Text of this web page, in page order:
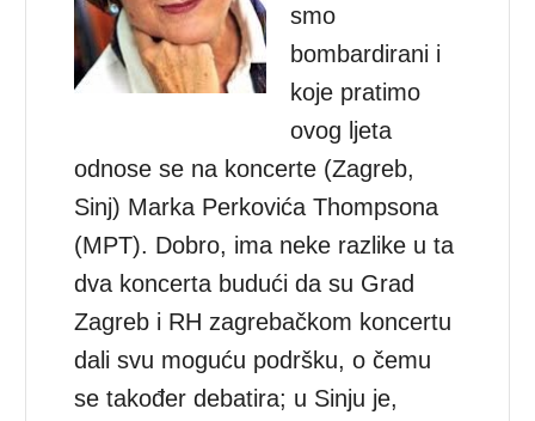
smo
bombardirani i
koje pratimo
ovog ljeta
odnose se na koncerte (Zagreb,
Sinj) Marka Perkovića Thompsona
(MPT). Dobro, ima neke razlike u ta
dva koncerta budući da su Grad
Zagreb i RH zagrebačkom koncertu
dali svu moguću podršku, o čemu
se također debatira; u Sinju je,